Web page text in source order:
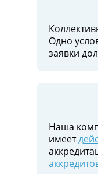
Одно
заявки
Наша
имеет